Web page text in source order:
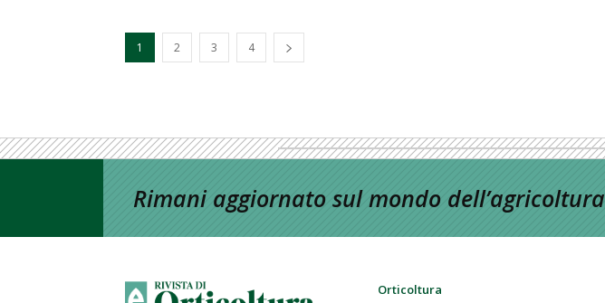
1 2 3 4
Rimani aggiornato sul mondo dell’agricoltura
Orticoltura